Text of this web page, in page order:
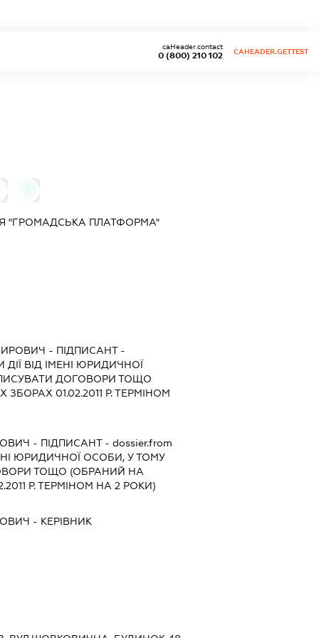
0 (800) 210 102
caHeader.contact
CAHEADER.GETTEST
"ГРОМАДСЬКА ПЛАТФОРМА"
- ПІДПИСАНТ-
ДІЇ ВІД ІМЕНІ ЮРИДИЧНОЇ
ДОГОВОРИ ТОЩО
01.02.2011 Р. ТЕРМІНОМ
- ПІДПИСАНТ- dossier.from
ЮРИДИЧНОЇ ОСОБИ, У ТОМУ
ТОЩО (ОБРАНИЙ НА
Р. ТЕРМІНОМ НА 2 РОКИ)
- КЕРІВНИК